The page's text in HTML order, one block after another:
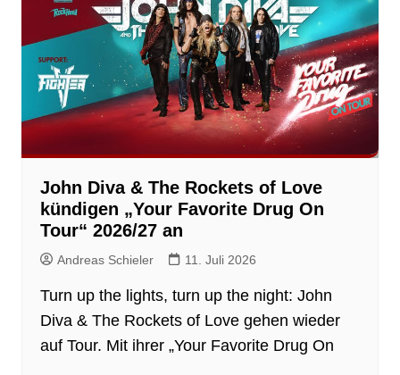
John Diva & The Rockets of Love
kündigen „Your Favorite Drug On
Tour“ 2026/27 an
Andreas Schieler 11. Juli 2026
Turn up the lights, turn up the night: John
Diva & The Rockets of Love gehen wieder
auf Tour. Mit ihrer „Your Favorite Drug On